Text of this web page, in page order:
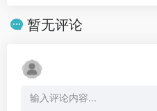
暂无评论